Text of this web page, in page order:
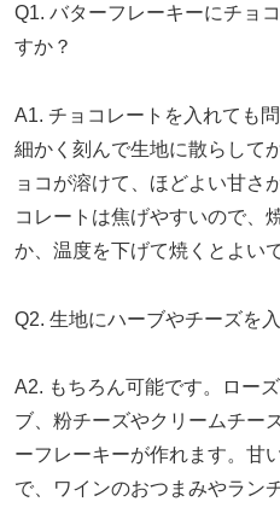
Q1. バターフレーキーにチョ
すか？
A1. チョコレートを入れても
細かく刻んで生地に散らして
ョコが溶けて、ほどよい甘さ
コレートは焦げやすいので、
か、温度を下げて焼くとよい
Q2. 生地にハーブやチーズを
A2. もちろん可能です。ロー
ブ、粉チーズやクリームチー
ーフレーキーが作れます。甘
で、ワインのおつまみやラン